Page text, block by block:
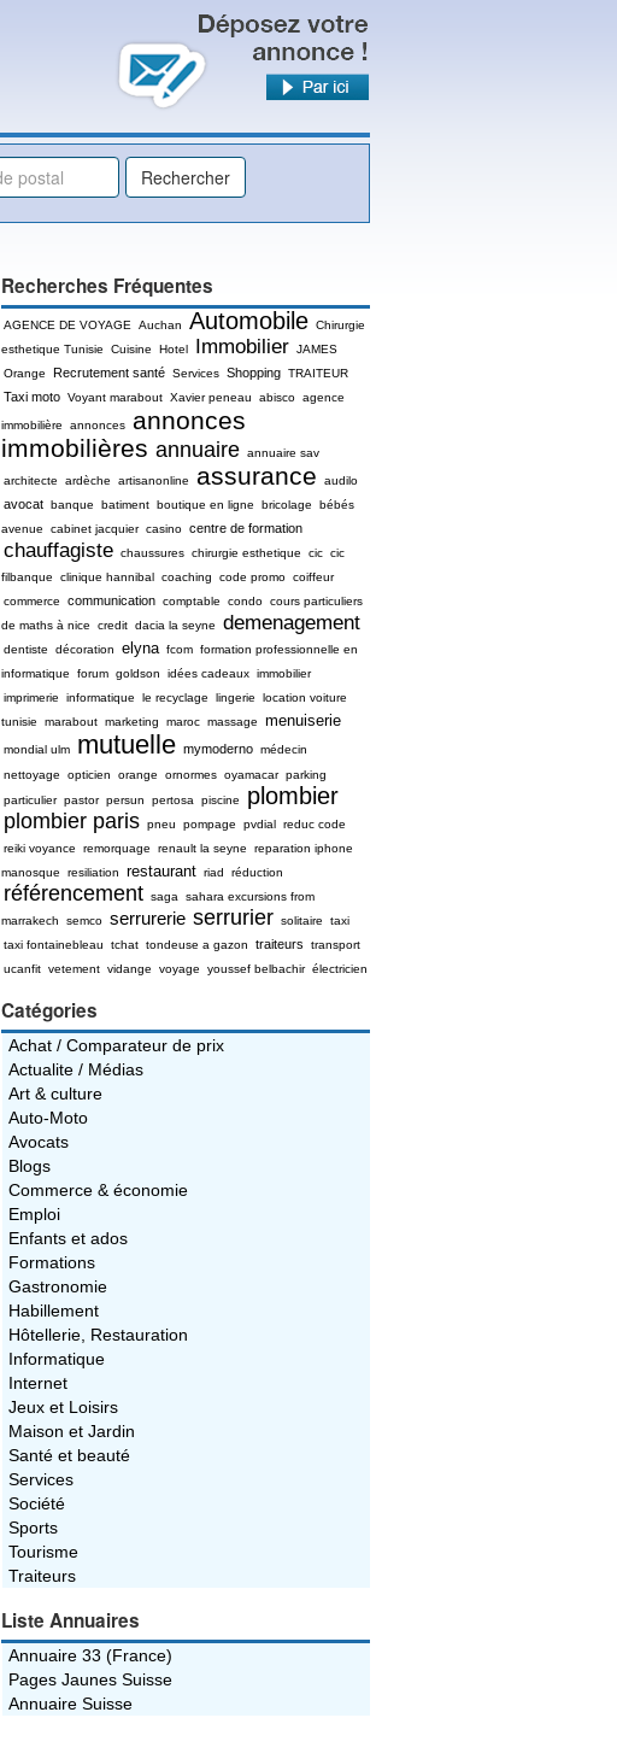
Recherches Fréquentes
AGENCE DE VOYAGE Auchan Automobile Chirurgie
esthetique Tunisie
Cuisine Hotel Immobilier JAMES
Orange
Recrutement santé Services Shopping TRAITEUR
Taxi moto Voyant marabout Xavier peneau abisco agence
immobilière annonces
annonces
immobilières annuaire annuaire sav
architecte ardèche artisanonline assurance audilo
avocat banque batiment boutique en ligne bricolage
bébés
avenue
cabinet jacquier casino centre de formation
chauffagiste chaussures chirurgie esthetique cic cic
filbanque
clinique hannibal coaching code promo coiffeur
commerce
communication comptable condo cours particuliers
de maths à nice
credit dacia la seyne demenagement
dentiste décoration elyna fcom formation professionnelle en
informatique
forum goldson idées cadeaux immobilier
imprimerie
informatique le recyclage lingerie
location voiture
tunisie
marabout marketing maroc massage menuiserie
mondial ulm mutuelle mymoderno médecin
nettoyage
opticien orange ornormes oyamacar parking
particulier pastor persun pertosa piscine plombier
plombier paris pneu pompage pvdial reduc code
reiki voyance
remorquage renault la seyne
reparation iphone
manosque
resiliation restaurant riad réduction
référencement saga
sahara excursions from
marrakech
semco serrurerie serrurier solitaire
taxi
taxi fontainebleau
tchat tondeuse a gazon traiteurs
transport
ucanfit vetement vidange voyage youssef belbachir électricien
Catégories
Achat / Comparateur de prix
Actualite / Médias
Art & culture
Auto-Moto
Avocats
Blogs
Commerce & économie
Emploi
Enfants et ados
Formations
Gastronomie
Habillement
Hôtellerie, Restauration
Informatique
Internet
Jeux et Loisirs
Maison et Jardin
Santé et beauté
Services
Société
Sports
Tourisme
Traiteurs
Liste Annuaires
Annuaire 33 (France)
Pages Jaunes Suisse
Annuaire Suisse